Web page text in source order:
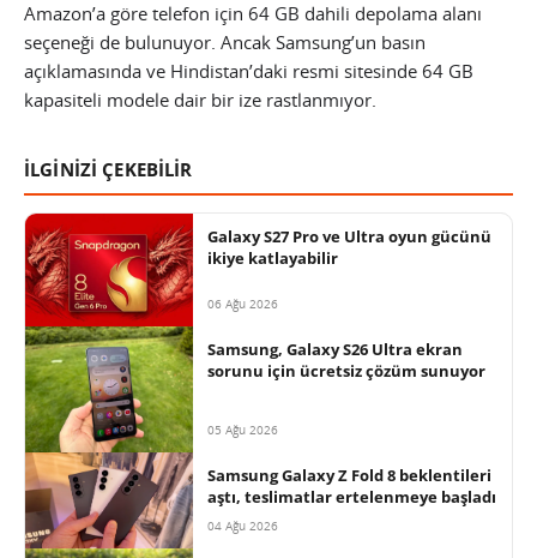
Amazon’a göre telefon için 64 GB dahili depolama alanı
seçeneği de bulunuyor. Ancak Samsung’un basın
açıklamasında ve Hindistan’daki resmi sitesinde 64 GB
kapasiteli modele dair bir ize rastlanmıyor.
İLGİNİZİ ÇEKEBİLİR
Galaxy S27 Pro ve Ultra oyun gücünü
ikiye katlayabilir
06 Ağu 2026
Samsung, Galaxy S26 Ultra ekran
sorunu için ücretsiz çözüm sunuyor
05 Ağu 2026
Samsung Galaxy Z Fold 8 beklentileri
aştı, teslimatlar ertelenmeye başladı
04 Ağu 2026